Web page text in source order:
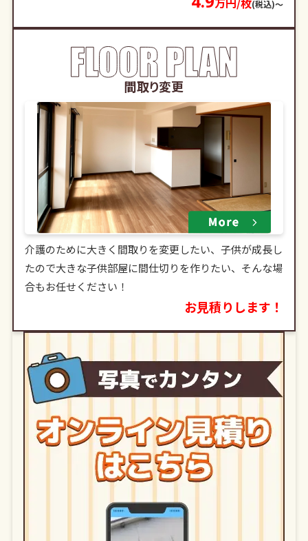
(税込)〜
間取り変更
介護のために大きく間取りを変更したい、子供が成長し
たので大きな子供部屋に間仕切りを作りたい、そんな場
合もお任せください！
お見積りします！